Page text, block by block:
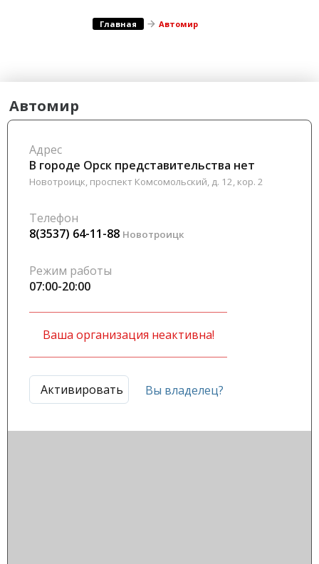
Главная Автомир
Автомир
Адрес
В городе Орск представительства нет
Новотроицк, проспект Комсомольский, д. 12, кор. 2
Телефон
8(3537) 64-11-88 Новотроицк
Режим работы
07:00-20:00
Ваша организация неактивна!
Активировать Вы владелец?